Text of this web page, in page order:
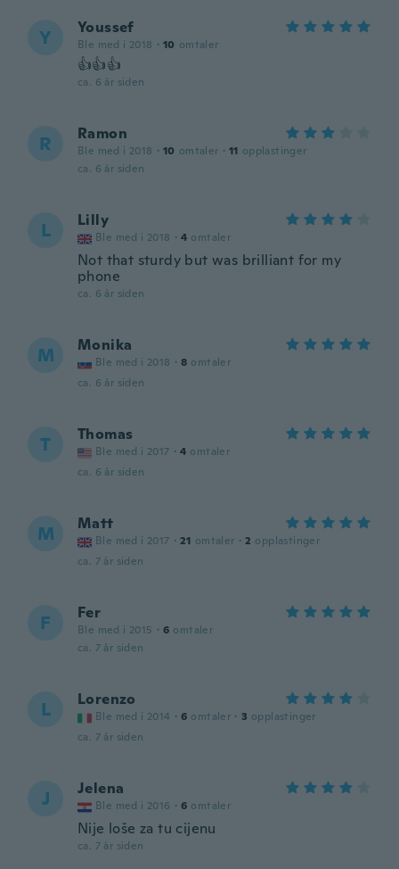
Y Youssef
Ble med i 2018 · 10 omtaler
👍👍👍
ca. 6 år siden
R Ramon
Ble med i 2018 · 10 omtaler · 11 opplastinger
ca. 6 år siden
L Lilly
Ble med i 2018 · 4 omtaler
Not that sturdy but was brilliant for my
phone
ca. 6 år siden
M Monika
Ble med i 2018 · 8 omtaler
ca. 6 år siden
T Thomas
Ble med i 2017 · 4 omtaler
ca. 6 år siden
M Matt
Ble med i 2017 · 21 omtaler · 2 opplastinger
ca. 7 år siden
F Fer
Ble med i 2015 · 6 omtaler
ca. 7 år siden
L Lorenzo
Ble med i 2014 · 6 omtaler · 3 opplastinger
ca. 7 år siden
J Jelena
Ble med i 2016 · 6 omtaler
Nije loše za tu cijenu
ca. 7 år siden